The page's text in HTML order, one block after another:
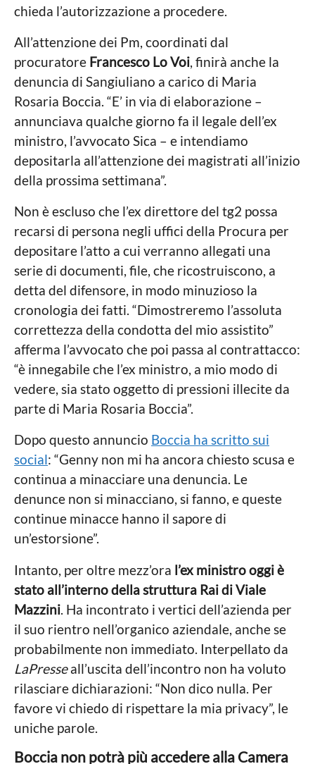
chieda l’autorizzazione a procedere.
All’attenzione dei Pm, coordinati dal
procuratore Francesco Lo Voi, finirà anche la
denuncia di Sangiuliano a carico di Maria
Rosaria Boccia. “E’ in via di elaborazione –
annunciava qualche giorno fa il legale dell’ex
ministro, l’avvocato Sica – e intendiamo
depositarla all’attenzione dei magistrati all’inizio
della prossima settimana”.
Non è escluso che l’ex direttore del tg2 possa
recarsi di persona negli uffici della Procura per
depositare l’atto a cui verranno allegati una
serie di documenti, file, che ricostruiscono, a
detta del difensore, in modo minuzioso la
cronologia dei fatti. “Dimostreremo l’assoluta
correttezza della condotta del mio assistito”
afferma l’avvocato che poi passa al contrattacco:
“è innegabile che l’ex ministro, a mio modo di
vedere, sia stato oggetto di pressioni illecite da
parte di Maria Rosaria Boccia”.
Dopo questo annuncio Boccia ha scritto sui
social: “Genny non mi ha ancora chiesto scusa e
continua a minacciare una denuncia. Le
denunce non si minacciano, si fanno, e queste
continue minacce hanno il sapore di
un’estorsione”.
Intanto, per oltre mezz’ora l’ex ministro oggi è
stato all’interno della struttura Rai di Viale
Mazzini. Ha incontrato i vertici dell’azienda per
il suo rientro nell’organico aziendale, anche se
probabilmente non immediato. Interpellato da
LaPresseall’uscita dell’incontro non ha voluto
rilasciare dichiarazioni: “Non dico nulla. Per
favore vi chiedo di rispettare la mia privacy”, le
uniche parole.
Boccia non potrà più accedere alla Camera